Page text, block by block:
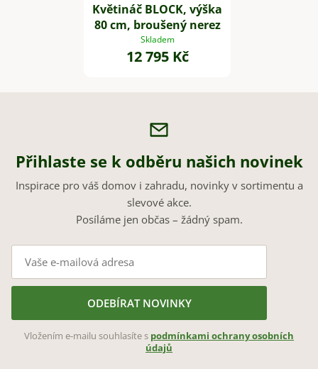
Květináč BLOCK, výška
80 cm, broušený nerez
Skladem
12 795 Kč
Přihlaste se k odběru našich novinek
Inspirace pro váš domov i zahradu, novinky v sortimentu a
slevové akce.
Posíláme jen občas – žádný spam.
ODEBÍRAT NOVINKY
Vložením e-mailu souhlasíte s podmínkami ochrany osobních
údajů